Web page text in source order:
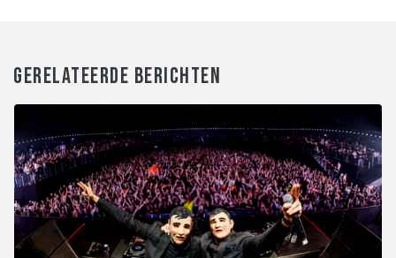
GERELATEERDE BERICHTEN